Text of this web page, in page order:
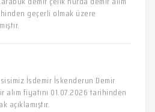
geçerli olmak üzere
İsdemir İskenderun Demir
fiyatını 01.07.2026 tarihinden
açıklamıştır.